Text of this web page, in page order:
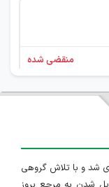
منقضی شده
چوب
منقضی شده
در تاریخ ۱۳۹۱/۱/۱۰ راه اندازی شد و با تلاش گروهی